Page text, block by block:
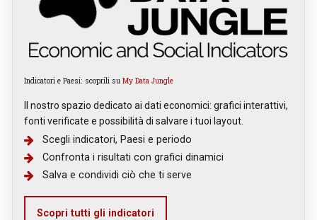
Indicatori e Paesi: scoprili su My Data Jungle
Il nostro spazio dedicato ai dati economici: grafici interattivi,
fonti verificate e possibilità di salvare i tuoi layout.
Scegli indicatori, Paesi e periodo
Confronta i risultati con grafici dinamici
Salva e condividi ciò che ti serve
Scopri tutti gli indicatori